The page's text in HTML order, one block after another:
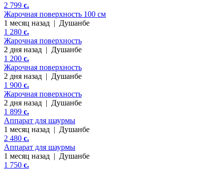
2 799 c.
Жарочная поверхность 100 см
1 месяц назад | Душанбе
1 280 c.
Жарочная поверхность
2 дня назад | Душанбе
1 200 c.
Жарочная поверхность
2 дня назад | Душанбе
1 900 c.
Жарочная поверхность
2 дня назад | Душанбе
1 899 c.
Аппарат для шаурмы
1 месяц назад | Душанбе
2 480 c.
Аппарат для шаурмы
1 месяц назад | Душанбе
1 750 c.